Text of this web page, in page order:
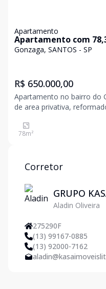
Apartamento
Apartamento com
Gonzaga, predio de 5
Gonzaga, SANTOS - SP
R$ 650.000,00
Apartamento no bairro do
de area privativa,
quartos, sala para 2
cozinha, area de serviço e
78m²
Corretor
GRUPO
Aladin Oliveira
275290F
(13) 99167-0885
(13) 92000-7162